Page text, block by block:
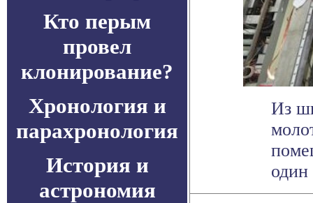
Кто перым
провел
клонирование?
Хронология и
парахронология
История и
астрономия
Из